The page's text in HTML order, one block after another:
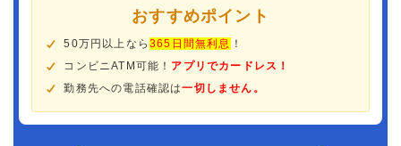
おすすめポイント
50万円以上なら365日間無利息 ！
コンビニATM可能！ アプリでカードレス！
勤務先への電話確認は一切しません。